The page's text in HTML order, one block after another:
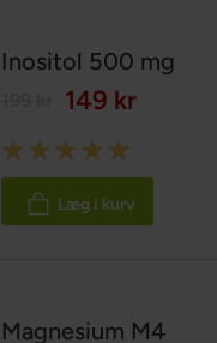
Inositol 500 mg
149 kr
Rating:
100%
Læg i kurv
Magnesium M4